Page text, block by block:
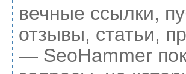
вечные ссылки,
отзывы, статьи,
— SeoHammer